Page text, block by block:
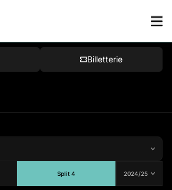
Billetterie
Split 4